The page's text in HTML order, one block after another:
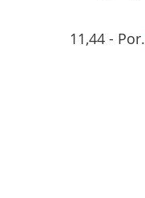
11,44 - Por.